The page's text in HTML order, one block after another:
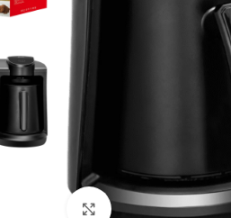
Kliknite za uvećanje